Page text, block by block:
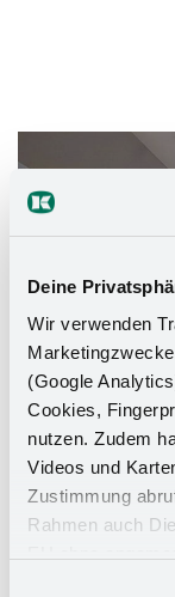
Deine
Wir verwenden
(Google
Cookies,
nutzen. Zudem
Videos und
Zustimmung
Rahmen auch
Das